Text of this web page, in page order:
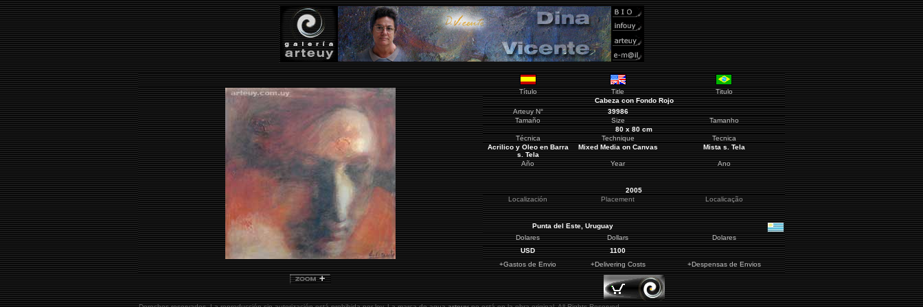
Título Title
Titulo
Cabeza con Fondo Rojo
ArteuyN°
39986
Tamaño
Size
Tamanho
80 x 80 cm
Técnica
Technique
Tecnica
Acrilico y Oleo en Barra
s. Tela
Mixed Media on Canvas Mista s. Tela
Año Year Ano
2005
Localización
Placement Localicação
Punta del Este, Uruguay
Dolares
Dollars
Dolares
USD
1100
+Gastos de Envio
+Delivering Costs +Despensas de Envios